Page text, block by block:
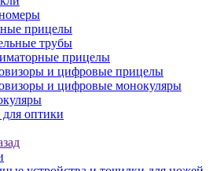
прицелы
трубы
прицелы
и цифровые прицелы
и цифровые монокуляры
оптики